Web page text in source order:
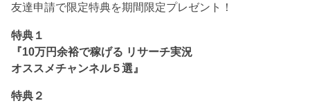
友達申請で限定特典を期間限定プレゼント！
特典１
『10万円余裕で稼げる リサーチ実況
オススメチャンネル５選』
特典２